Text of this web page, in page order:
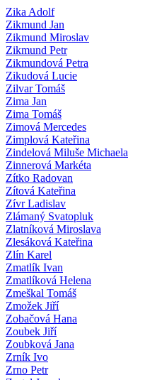
Zika Adolf
Zikmund Jan
Zikmund Miroslav
Zikmund Petr
Zikmundová Petra
Zikudová Lucie
Zilvar Tomáš
Zima Jan
Zima Tomáš
Zimová Mercedes
Zimplová Kateřina
Zindelová Miluše Michaela
Zinnerová Markéta
Zítko Radovan
Zítová Kateřina
Zívr Ladislav
Zlámaný Svatopluk
Zlatníková Miroslava
Zlesáková Kateřina
Zlín Karel
Zmatlík Ivan
Zmatlíková Helena
Zmeškal Tomáš
Zmožek Jiří
Zobačová Hana
Zoubek Jiří
Zoubková Jana
Zrník Ivo
Zrno Petr